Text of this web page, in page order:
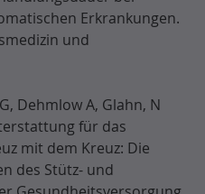
Erkrankungen.
und
Dehmlow A, Glahn, N
für das
mit dem Kreuz: Die
des Stütz- und